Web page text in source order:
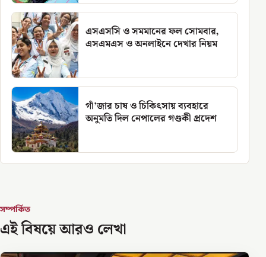
এসএসসি ও সমমানের ফল সোমবার,
এসএমএস ও অনলাইনে দেখার নিয়ম
গাঁ’জার চাষ ও চিকিৎসায় ব্যবহারে
অনুমতি দিল নেপালের গণ্ডকী প্রদেশ
সম্পর্কিত
এই বিষয়ে আরও লেখা